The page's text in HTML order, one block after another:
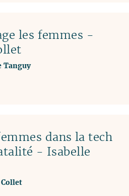
les femmes -
Tanguy
dans la tech
- Isabelle